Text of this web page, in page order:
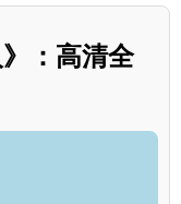
：高清全